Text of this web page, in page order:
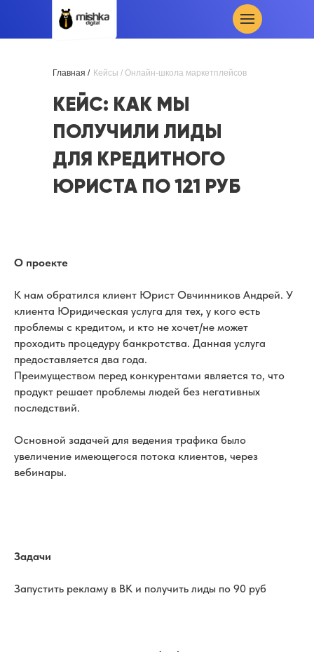
КЕЙС: КАК МЫ
ПОЛУЧИЛИ ЛИДЫ
ДЛЯ КРЕДИТНОГО
ЮРИСТА ПО 121 РУБ
Кейсы / Онлайн-школа маркетплейсов
Главная /
О проекте
К нам обратился клиент Юрист Овчинников Андрей. У
клиента Юридическая услуга для тех, у кого есть
проблемы с кредитом, и кто не хочет/не может
проходить процедуру банкротства. Данная услуга
предоставляется два года.
Преимуществом перед конкурентами является то, что
продукт решает проблемы людей без негативных
последствий.
Основной задачей для ведения трафика было
увеличение имеющегося потока клиентов, через
вебинары.
Задачи
Запустить рекламу в ВК и получить лиды по 90 руб